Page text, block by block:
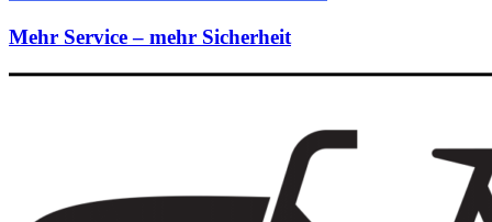
Mehr Service – mehr Sicherheit